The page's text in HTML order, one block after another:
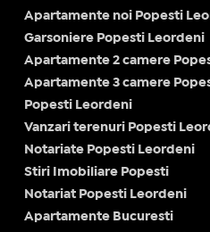
Apartamente noi Popesti
Garsoniere Popesti Leordeni
Apartamente 2 camere
Apartamente 3 camere
Popesti Leordeni
Vanzari terenuri Popesti
Notariate Popesti Leordeni
Stiri Imobiliare Popesti
Notariat Popesti Leordeni
Apartamente Bucuresti